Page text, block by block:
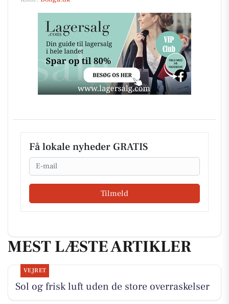
Få lokale nyheder GRATIS
Email
Tilmeld
MEST LÆSTE ARTIKLER
VEJRET
Sol og frisk luft uden de store overraskelser